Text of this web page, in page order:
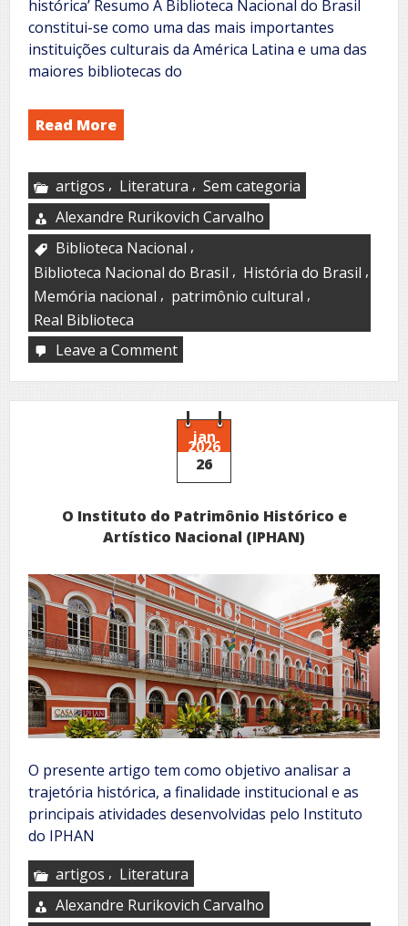
histórica’ Resumo A Biblioteca Nacional do Brasil
constitui-se como uma das mais importantes
instituições culturais da América Latina e uma das
maiores bibliotecas do
Read More
artigos , Literatura , Sem categoria
Alexandre Rurikovich Carvalho
Biblioteca Nacional ,
Biblioteca Nacional do Brasil , História do Brasil ,
Memória nacional , patrimônio cultural ,
Real Biblioteca
Leave a Commenton
fundação
da
Biblioteca
Nacional
do
Brasil
jan
2026
26
O Instituto do Patrimônio Histórico e
Artístico Nacional (IPHAN)
O presente artigo tem como objetivo analisar a
trajetória histórica, a finalidade institucional e as
principais atividades desenvolvidas pelo Instituto
do IPHAN
artigos , Literatura
Alexandre Rurikovich Carvalho